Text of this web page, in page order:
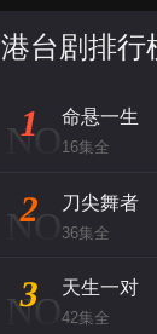
主演：不齐
背后
创：战纪
名侦探柯
港台剧排行
NO
1 命悬一生
16集全
NO
2 刀尖舞者
36集全
NO
3 天生一对
42集全